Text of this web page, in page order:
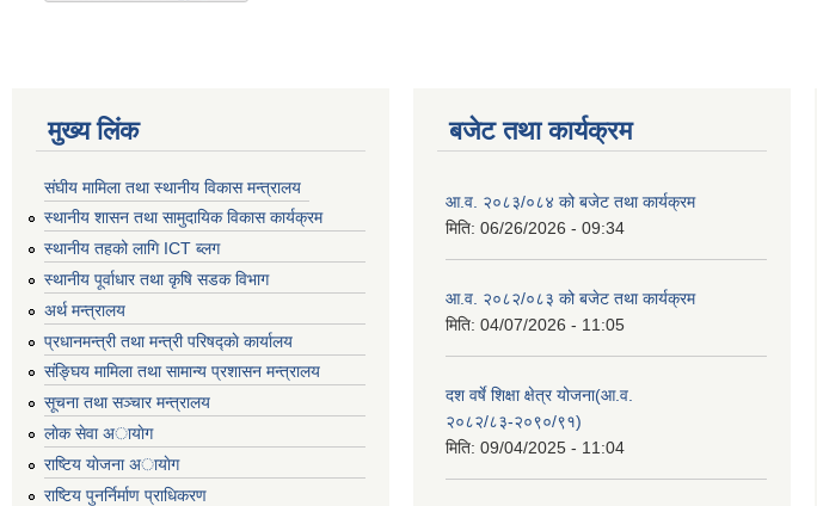
मुख्य लिंक
संघीय मामिला तथा स्थानीय विकास मन्त्रालय
स्थानीय शासन तथा सामुदायिक विकास कार्यक्रम
स्थानीय तहको लागि ICT ब्लग
स्थानीय पूर्वाधार तथा कृषि सडक विभाग
अर्थ मन्त्रालय
प्रधानमन्त्री तथा मन्त्री परिषद्काे कार्यालय
संङ्घिय मामिला तथा सामान्य प्रशासन मन्त्रालय
सूचना तथा सञ्चार मन्त्रालय
लाेक सेवा अायाेग
राष्टिय याेजना अायाेग
राष्टिय पुनर्निर्माण प्राधिकरण
बजेट तथा कार्यक्रम
आ.व. २०८३/०८४ को बजेट तथा कार्यक्रम
मिति: 06/26/2026 - 09:34
आ.व. २०८२/०८३ को बजेट तथा कार्यक्रम
मिति: 04/07/2026 - 11:05
दश वर्षे शिक्षा क्षेत्र योजना(आ.व.
२०८२/८३-२०९०/९१)
मिति: 09/04/2025 - 11:04